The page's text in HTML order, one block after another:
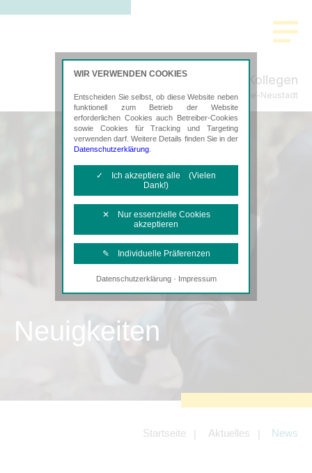
Nayda & Kollegen
Steuerberatung in Titisee-Neustadt
Neuigkeiten
Startseite Aktuelles News
WIR VERWENDEN COOKIES
Entscheiden Sie selbst, ob diese Website neben
funktionell zum Betrieb der Website
erforderlichen Cookies auch Betreiber-Cookies
sowie Cookies für Tracking und Targeting
verwenden darf. Weitere Details finden Sie in der
Datenschutzerklärung
✓ Ich akzeptiere alle (Vielen
Dank!)
✕ Nur essenzielle Cookies
akzeptieren
✎ Individuelle Präferenzen
Notwendige Cookies
Diese Cookies sind erforderlich, um die
Tracking- und Targeting-Cookies
Angebotes einschließlich der
Angeboten von z.B. Facebook und
Datenschutzerklärung· Impressum